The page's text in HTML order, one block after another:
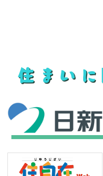
住まい